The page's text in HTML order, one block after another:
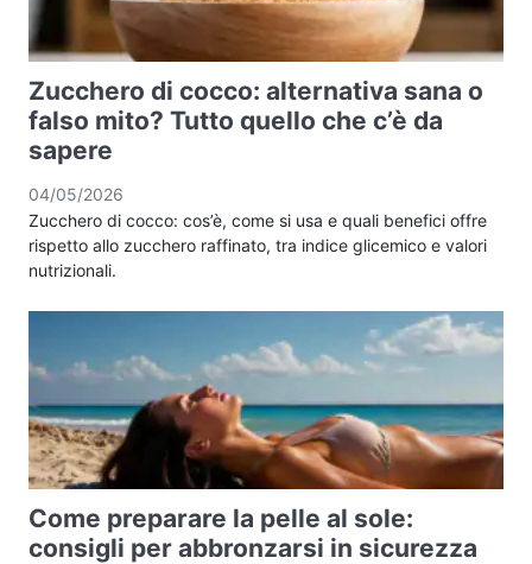
Zucchero di cocco: alternativa sana o
falso mito? Tutto quello che c’è da
sapere
04/05/2026
Zucchero di cocco: cos’è, come si usa e quali benefici offre
rispetto allo zucchero raffinato, tra indice glicemico e valori
nutrizionali.
Come preparare la pelle al sole:
consigli per abbronzarsi in sicurezza